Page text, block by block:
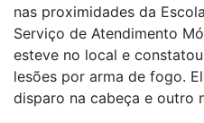
nas proximidades da
Serviço de Atendimento
esteve no local e
lesões por arma de fogo.
disparo na cabeça e outro